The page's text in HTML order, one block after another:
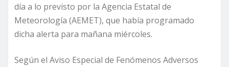
día a lo previsto por la Agencia Estatal de
Meteorología (AEMET), que había programado
dicha alerta para mañana miércoles.
Según el Aviso Especial de Fenómenos Adversos